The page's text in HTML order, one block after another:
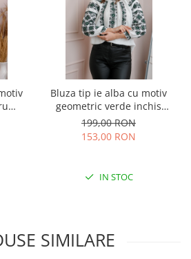
Bluza tip ie alba cu motiv
geometric verde inchis
Brigita 02
199,00 RON
153,00 RON
IN STOC
SIMILARE